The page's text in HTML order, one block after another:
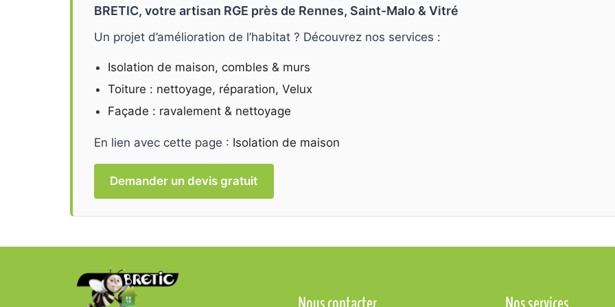
BRETIC, votre artisan RGE près de Rennes, Saint-Malo & Vitré
Un projet d’amélioration de l’habitat ? Découvrez nos services :
Isolation de maison, combles & murs
Toiture : nettoyage, réparation, Velux
Façade : ravalement & nettoyage
En lien avec cette page : Isolation de maison
Demander un devis gratuit